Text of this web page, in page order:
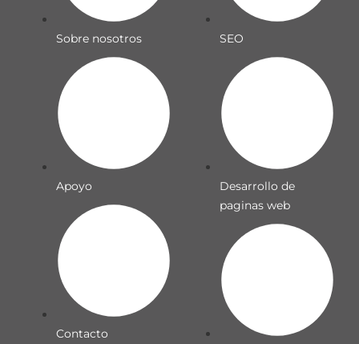
Sobre nosotros
Apoyo
Contacto
SEO
Desarrollo de
paginas web